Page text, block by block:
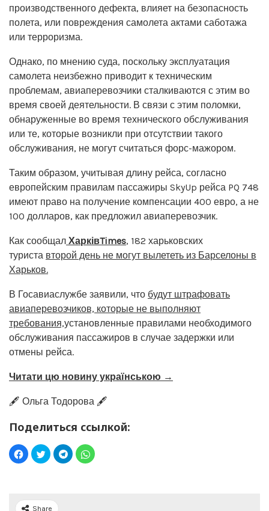
производственного дефекта, влияет на безопасность
полета, или повреждения самолета актами саботажа
или терроризма.
Однако, по мнению суда, поскольку эксплуатация
самолета неизбежно приводит к техническим
проблемам, авиаперевозчики сталкиваются с этим во
время своей деятельности. В связи с этим поломки,
обнаруженные во время технического обслуживания
или те, которые возникли при отсутствии такого
обслуживания, не могут считаться форс-мажором.
Таким образом, учитывая длину рейса, согласно
европейским правилам пассажиры SkyUp рейса PQ 748
имеют право на получение компенсации 400 евро, а не
100 долларов, как предложил авиаперевозчик.
Как сообщал ХарківTimes, 182 харьковских
туриста второй день не могут вылететь из Барселоны в
Харьков.
В Госавиаслужбе заявили, что будут штрафовать
авиаперевозчиков, которые не выполняют
требования,установленные правилами необходимого
обслуживания пассажиров в случае задержки или
отмены рейса.
Читати цю новину українською →
🖋️ Ольга Тодорова 🖋️
Поделиться ссылкой:
Share